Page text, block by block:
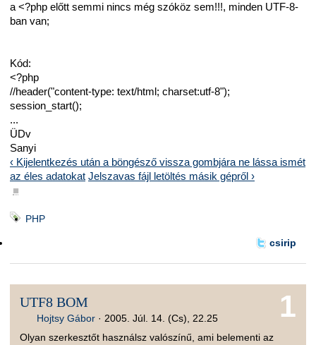
a <?php előtt semmi nincs még szóköz sem!!!, minden UTF-8-
ban van;
Kód:
<?php
//header("content-type: text/html; charset:utf-8");
session_start();
...
ÜDv
Sanyi
‹ Kijelentkezés után a böngésző vissza gombjára ne lássa ismét
az éles adatokat Jelszavas fájl letöltés másik gépről ›
■
PHP
csirip
1
UTF8 BOM
Hojtsy Gábor · 2005. Júl. 14. (Cs), 22.25
Olyan szerkesztőt használsz valószínű, ami belementi az